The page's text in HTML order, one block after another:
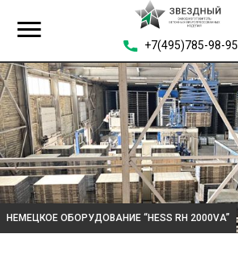
+7(495)785-98-95
НЕМЕЦКОЕ ОБОРУДОВАНИЕ “HESS RH 2000VA”